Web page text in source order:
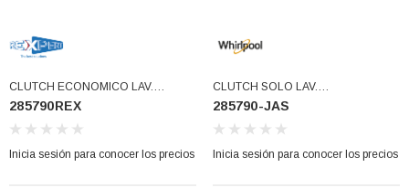
CLUTCH ECONOMICO LAV.
WHIRLPOOL (285790REX)
285790REX
Inicia sesión para conocer los precios
CLUTCH SOLO LAV.
WHIRLPOOLusar 285790, 285790-
WHI (285790-JAS)
285790-JAS
Inicia sesión para conocer los precios